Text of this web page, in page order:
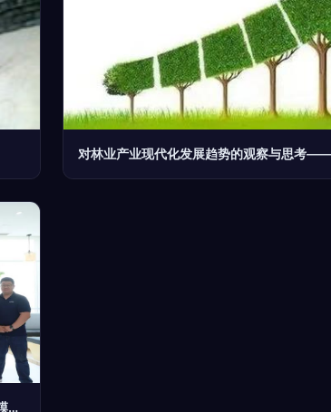
中集安瑞科与香港中华煤气 深化“香港+内地”协同模式，共拓生物质能技术服务新蓝海